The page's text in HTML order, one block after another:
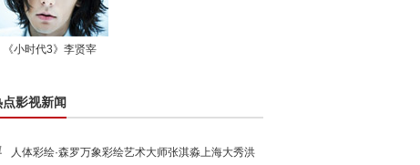
《小时代3》李贤宰
点影视新闻
人体彩绘·森罗万象彩绘艺术大师张淇淼上海大秀洪